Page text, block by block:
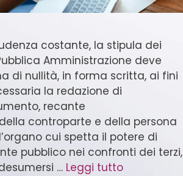
costante, la stipula dei
Amministrazione deve
di nullità, in forma scritta, ai fini
la redazione di
recante
controparte e della persona
cui spetta il potere di
pubblico nei confronti dei terzi,
… Leggi tutto